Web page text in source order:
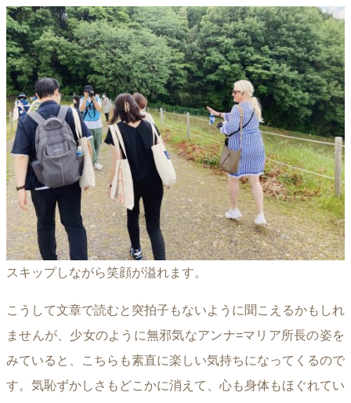
スキップしながら笑顔が溢れます。
こうして文章で読むと突拍子もないように聞こえるかもしれ
ませんが、少女のように無邪気なアンナ=マリア所長の姿を
みていると、こちらも素直に楽しい気持ちになってくるので
す。気恥ずかしさもどこかに消えて、心も身体もほぐれてい